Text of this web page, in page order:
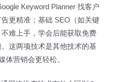
Keyword Planner 找客户
更精准；基础 SEO（如关键
难上手，学会后能获取免费
这两项技术是其他技术的基
体营销会更轻松。